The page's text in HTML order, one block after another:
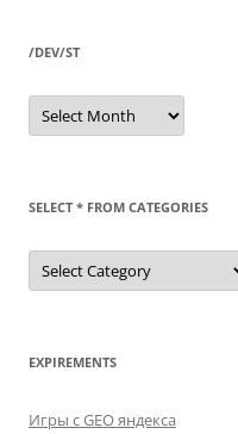
/DEV/ST
/dev/st
SELECT * FROM CATEGORIES
SELECT
FROM
EXPIREMENTS
Игры с GEO яндекса